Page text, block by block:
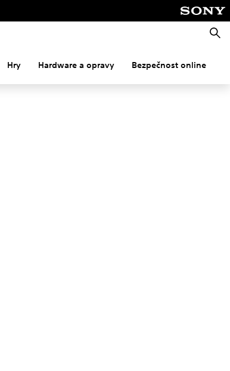
Hry Hardware a opravy Bezpečnost online